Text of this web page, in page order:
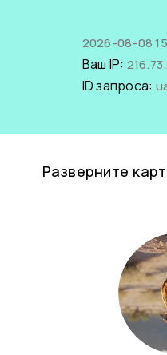
2026-08-08
Ваш IP:
ID запроса:
Разверните